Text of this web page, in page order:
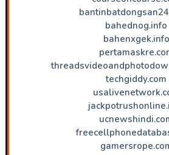
bahednog.info
bahenxgek.info
techgiddy.com